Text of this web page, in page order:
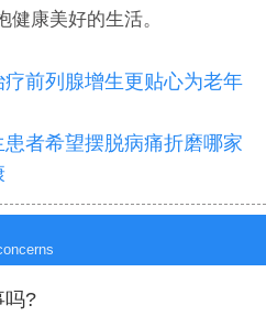
康美好的生活。
疗前列腺增生更贴心为老年
者希望摆脱病痛折磨哪家
吗?